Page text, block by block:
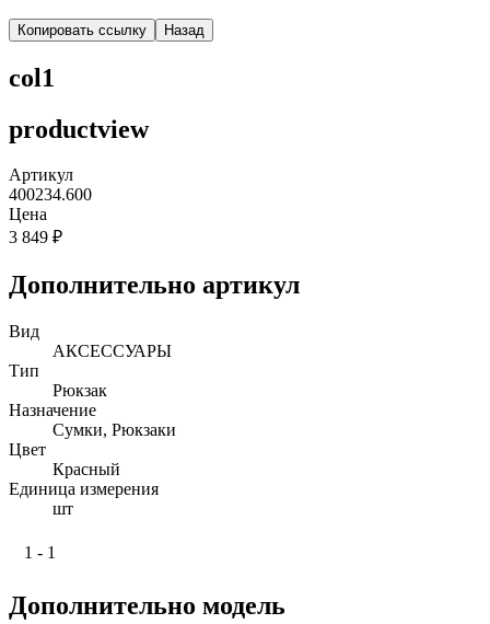
Копировать ссылку Назад
col1
productview
Артикул
400234.600
Цена
3 849 ₽
Дополнительно артикул
Вид
АКСЕССУАРЫ
Тип
Рюкзак
Назначение
Сумки, Рюкзаки
Цвет
Красный
Единица измерения
шт
1 - 1
Дополнительно модель